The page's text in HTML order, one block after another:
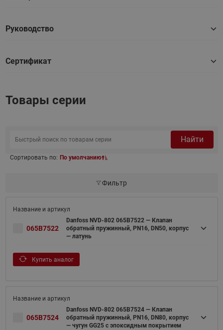
Руководство
Сертификат
Товары серии
Найти
Сортировать по: По умолчанию
Фильтр
065B7522
Danfoss NVD-802 065B7522 — Клапан
обратный пружинный, PN16, DN50, корпус
— латунь
Купить аналог
065B7524
Danfoss NVD-802 065B7524 — Клапан
обратный пружинный, PN16, DN80, корпус
— чугун GG25 с эпоксидным покрытием